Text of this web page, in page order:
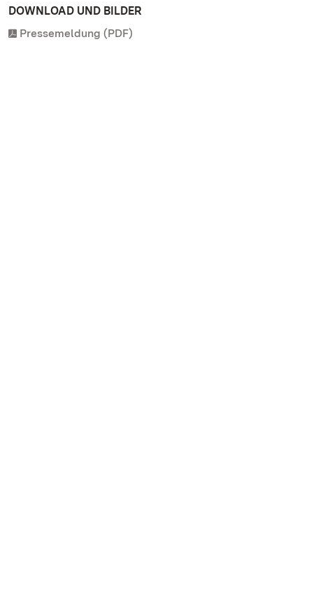
DOWNLOAD UND BILDER
Pressemeldung (PDF)